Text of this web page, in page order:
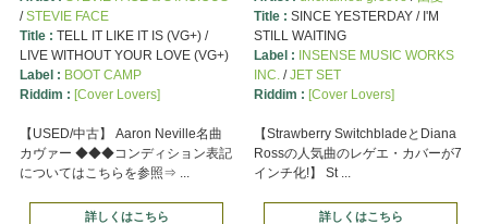
/STEVIE FACE
Title : TELL IT LIKE IT IS (VG+) /
LIVE WITHOUT YOUR LOVE (VG+)
Label : BOOT CAMP
Riddim : [Cover Lovers]
【USED/中古】 Aaron Neville名曲
カヴァー ◆◆◆コンディション表記
についてはこちらを参照⇒ ...
詳しくはこちら
Title : SINCE YESTERDAY / I'M
STILL WAITING
Label : INSENSE MUSIC WORKS
INC./JET SET
Riddim : [Cover Lovers]
【Strawberry SwitchbladeとDiana
Rossの人気曲のレゲエ・カバーが7
インチ化!】 St ...
詳しくはこちら